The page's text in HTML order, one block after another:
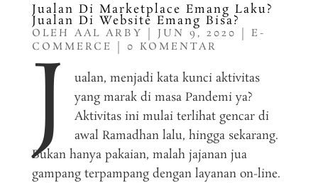
Jualan Di Marketplace Emang Laku?
Jualan Di Website Emang Bisa?
OLEH AAL ARBY JUN 9, 2020
E-
COMMERCE
0 KOMENTAR
J
ualan, menjadi kata kunci aktivitas
yang marak di masa Pandemi ya?
Aktivitas ini mulai terlihat gencar di
awal Ramadhan lalu, hingga sekarang.
Bukan hanya pakaian, malah jajanan jua
gampang terpampang dengan layanan on-line.